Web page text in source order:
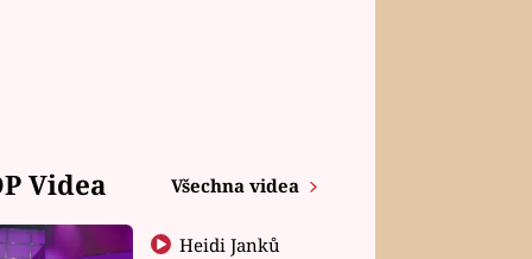
Videa Všechna videa
Heidi Janků